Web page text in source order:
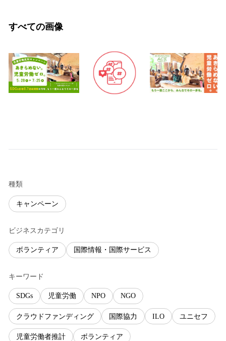
すべての画像
種類
キャンペーン
ビジネスカテゴリ
ボランティア 国際情報・国際サービス
キーワード
SDGs 児童労働 NPO NGO
クラウドファンディング 国際協力 ILO ユニセフ
児童労働者推計 ボランティア